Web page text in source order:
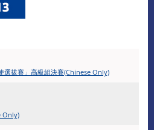
選拔賽」高級組決賽(Chinese Only)
Only)